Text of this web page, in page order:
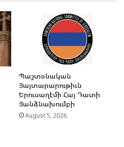
Պաշտօնական
Յայտարարութիւն
Երուսաղէմի Հայ Դատի
Յանձնախումբի
August 5, 2026